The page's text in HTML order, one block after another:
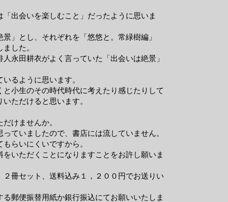
出会いを楽しむこと」だったように思いま
」とし、それぞれを「悠悠と。常緑樹編」
した。
永田耕衣がよく言っていた「出会いは絶景」
るように思います。
小生のその時代時代に考えたり感じたりして
ただけると思います。
けませんか。
ていましたので、書店には流していません。
らいにくいですから。
いただくことになりますことをお許し願いま
冊セット、送料込み１，２００円でお送りい
郵便振替用紙か銀行振込にてお願いいたしま